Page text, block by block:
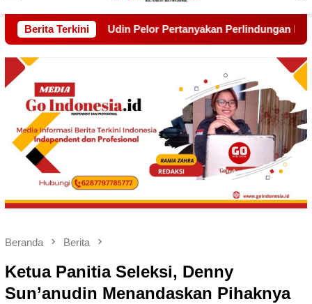
Mobile
Berita TerkiniHak Warga yang Lebih Dulu Bermukim Di Balik
Beranda Berita
Ketua Panitia Seleksi, Denny
Sun’anudin Menandaskan Pihaknya